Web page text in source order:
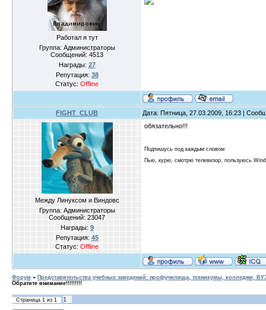
Работал я тут
Группа: Администраторы
Сообщений: 4513
Награды: 27
Репутация: 38
Статус: Offline
FIGHT_CLUB Дата: Пятница, 27.03.2009, 16:23 |
Между Линуксом и Виндовс
Группа: Администраторы
Сообщений: 23047
Награды: 9
Репутация: 45
Статус: Offline
обязательно!!!
Подпишусь под каждым словом
Пью, курю, смотрю телевизор, пользуюсь
Форум » Представительства учебных заведений: профучилища, техникумы, колледжи,
Обратите внимание!!!!!!!!!
Страница 1 из 1 1